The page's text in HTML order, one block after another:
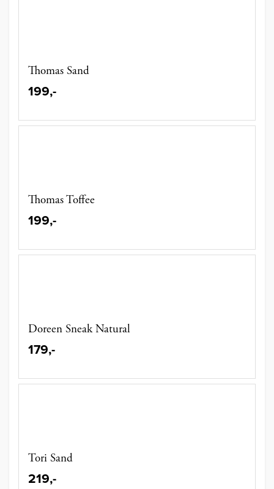
Thomas Sand
199,-
Thomas Toffee
199,-
Doreen Sneak Natural
179,-
Tori Sand
219,-